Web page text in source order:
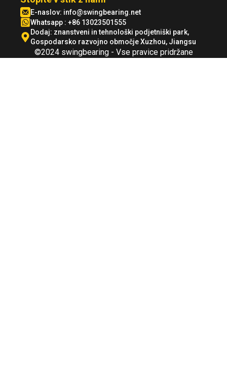
E-naslov: info@swingbearing.net
Whatsapp : +86 13023501555
Dodaj: znanstveni in tehnološki podjetniški park,
Gospodarsko razvojno območje Xuzhou, Jiangsu
©2024 swingbearing - Vse pravice pridržane